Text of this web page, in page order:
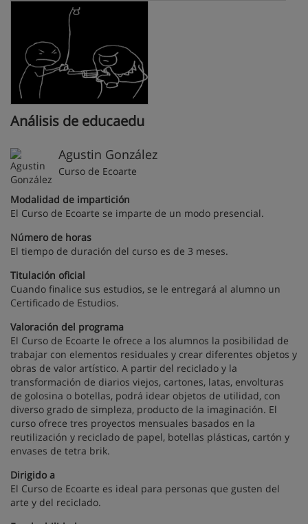
Análisis de educaedu
Agustin González
Curso de Ecoarte
Modalidad de impartición
El Curso de Ecoarte se imparte de un modo presencial.
Número de horas
El tiempo de duración del curso es de 3 meses.
Titulación oficial
Cuando finalice sus estudios, se le entregará al alumno un
Certificado de Estudios.
Valoración del programa
El Curso de Ecoarte le ofrece a los alumnos la posibilidad de
trabajar con elementos residuales y crear diferentes objetos y
obras de valor artístico. A partir del reciclado y la
transformación de diarios viejos, cartones, latas, envolturas
de golosina o botellas, podrá idear objetos de utilidad, con
diverso grado de simpleza, producto de la imaginación. El
curso ofrece tres proyectos mensuales basados en la
reutilización y reciclado de papel, botellas plásticas, cartón y
envases de tetra brik.
Dirigido a
El Curso de Ecoarte es ideal para personas que gusten del
arte y del reciclado.